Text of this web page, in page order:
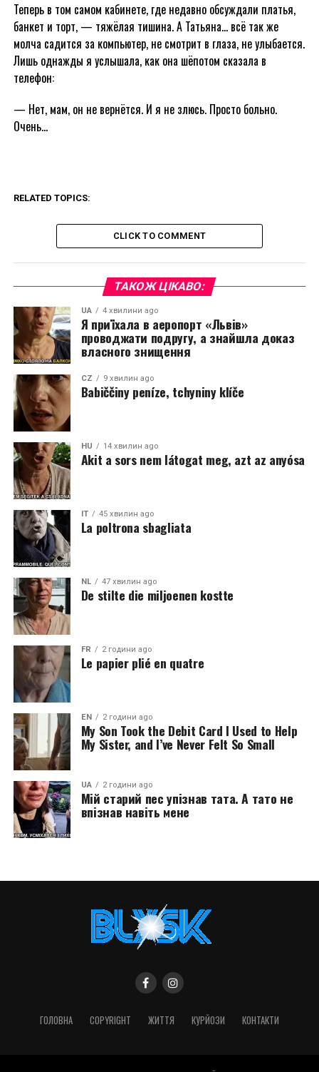
Теперь в том самом кабинете, где недавно обсуждали платья,
банкет и торт, — тяжёлая тишина. А Татьяна… всё так же
молча садится за компьютер, не смотрит в глаза, не улыбается.
Лишь однажды я услышала, как она шёпотом сказала в
телефон:
— Нет, мам, он не вернётся. И я не злюсь. Просто больно.
Очень…
RELATED TOPICS:
CLICK TO COMMENT
ТАКОЖ ЦІКАВО:
UA 4 хвилини ago
Я приїхала в аеропорт «Львів»
проводжати подругу, а знайшла доказ
власного знищення
CZ 9 хвилин ago
Babiččiny peníze, tchyniny klíče
HU 14 хвилин ago
Akit a sors nem látogat meg, azt az anyósa
IT 45 хвилин ago
La poltrona sbagliata
NL 47 хвилин ago
De stilte die miljoenen kostte
FR 2 години ago
Le papier plié en quatre
EN 2 години ago
My Son Took the Debit Card I Used to Help
My Sister, and I’ve Never Felt So Small
UA 2 години ago
Мій старий пес упізнав тата. А тато не
впізнав навіть мене
ГОЛОВНА COPYRIGHT ЖИТТЯ КУРЙОЗИ КОНТАКТИ